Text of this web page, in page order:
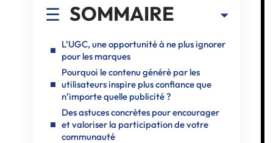
SOMMAIRE
L’UGC, une opportunité à ne plus ignorer
pour les marques
Pourquoi le contenu généré par les
utilisateurs inspire plus confiance que
n’importe quelle publicité ?
Des astuces concrètes pour encourager
et valoriser la participation de votre
communauté